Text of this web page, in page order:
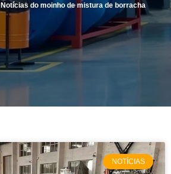
Notícias do moinho de mistura de borracha
NOTÍCIAS